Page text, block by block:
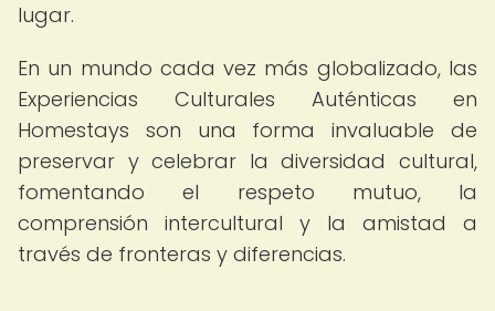
lugar.
En un mundo cada vez más globalizado, las
Experiencias Culturales Auténticas en
Homestays son una forma invaluable de
preservar y celebrar la diversidad cultural,
fomentando el respeto mutuo, la
comprensión intercultural y la amistad a
través de fronteras y diferencias.